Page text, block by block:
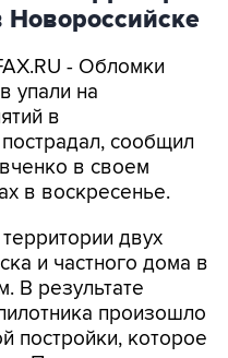
- Обломки
в
сообщил
в своем
в воскресенье.
двух
В результате
произошло
постройки, которое
Пострадавших